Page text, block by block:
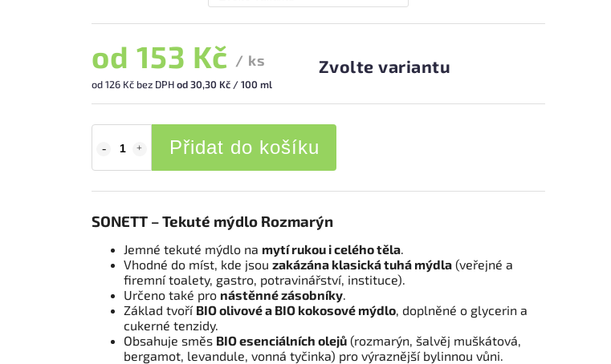
od 153 Kč / ks
od126 Kč bez DPHod 30,30 Kč / 100 ml
Zvolte variantu
Přidat do košíku
SONETT – Tekuté mýdlo Rozmarýn
Jemné tekuté mýdlo na mytí rukou i celého těla.
Vhodné do míst, kde jsou zakázána klasická tuhá mýdla (veřejné a
firemní toalety, gastro, potravinářství, instituce).
Určeno také pro nástěnné zásobníky.
Základ tvoří BIO olivové a BIO kokosové mýdlo, doplněné o glycerin a
cukerné tenzidy.
Obsahuje směs BIO esenciálních olejů (rozmarýn, šalvěj muškátová,
bergamot, levandule, vonná tyčinka) pro výraznější bylinnou vůni.